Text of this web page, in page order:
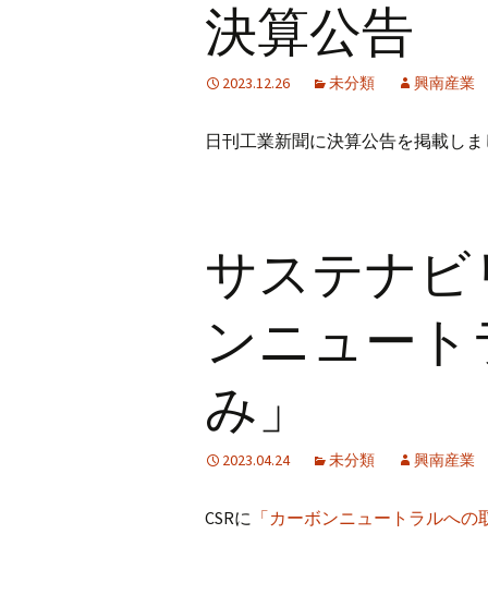
決算公告
2023.12.26 未分類 興南産業
日刊工業新聞に決算公告を掲載し
サステナ
ンニュー
み」
2023.04.24 未分類 興南産業
CSRに 「カーボンニュートラルへの